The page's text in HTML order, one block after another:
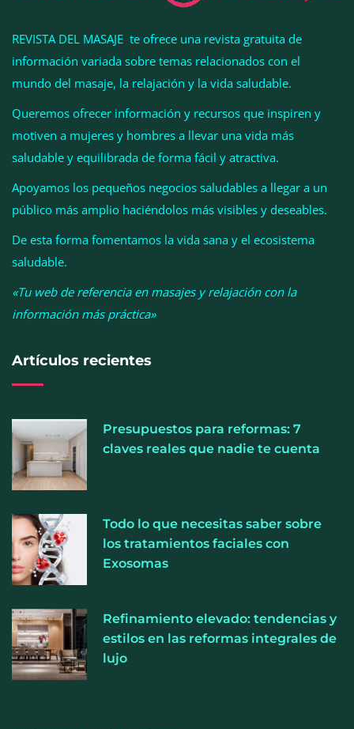
Esenzzia da la bienvenida a agosto con
perfumes de equivalencia
La luz roja, el nuevo aftersun, actúa en la
recuperación de la piel después del sol
cada vez más pacientes buscan verse mejor sin
cambiar sus rasgos, según la Clínica Mética
REVISTA DEL MASAJE te ofrece una revista gratuita de
información variada sobre temas relacionados con el
mundo del masaje, la relajación y la vida saludable.
Queremos ofrecer información y recursos que inspiren y
motiven a mujeres y hombres a llevar una vida más
saludable y equilibrada de forma fácil y atractiva.
Apoyamos los pequeños negocios saludables a llegar a un
público más amplio haciéndolos más visibles y deseables.
De esta forma fomentamos la vida sana y el ecosistema
saludable.
«Tu web de referencia en masajes y relajación con la
información más práctica»
Artículos recientes
Presupuestos para reformas: 7
claves reales que nadie te cuenta
Todo lo que necesitas saber sobre
los tratamientos faciales con
Exosomas
Refinamiento elevado: tendencias y
estilos en las reformas integrales de
lujo